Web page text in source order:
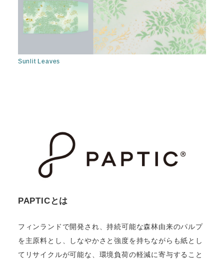
Sunlit Leaves
PAPTICとは
フィンランドで開発され、持続可能な森林由来のパルプ
を主原料とし、しなやかさと強度を持ちながらも紙とし
てリサイクルが可能な、環境負荷の軽減に寄与すること